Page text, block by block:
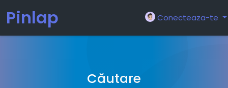
Pinlap Conecteaza-te
Căutare